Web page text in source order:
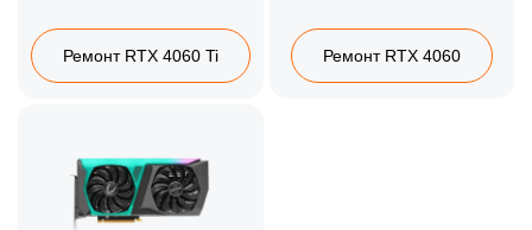
Ремонт RTX 4060 Ti Ремонт RTX 4060